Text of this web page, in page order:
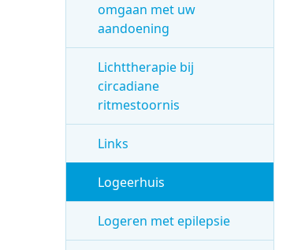
omgaan met uw
aandoening
Lichttherapie bij
circadiane
ritmestoornis
Links
Logeerhuis
Logeren met epilepsie